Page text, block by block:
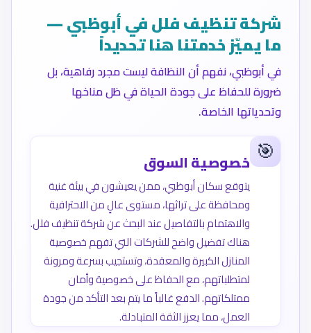
شركة تنظيف فلل في أبوظبي —
ما يميّز خدمتنا هنا تحديداً
في أبوظبي، نفهم أن النظافة ليست مجرد رفاهية، بل
ضرورة للحفاظ على جودة الحياة في ظل مناخها
وتحدياتها الخاصة.
🎯 خصوصية السوق
يتوقع سكان أبوظبي، ممن يعيشون في بيئة غنية
ومحافظة على تراثها، مستوى عالٍ من الاحترافية
والاهتمام بالتفاصيل عند البحث عن شركة تنظيف فلل.
هناك تفضيل واضح للشركات التي تفهم خصوصية
المنازل الكبيرة والمعقدة، وتستجيب بسرعة ومرونة
لمتطلباتهم، مع الحفاظ على خصوصية وأمان
ممتلكاتهم. الدفع غالباً ما يتم بعد التأكد من جودة
العمل، مما يعزز الثقة المتبادلة.